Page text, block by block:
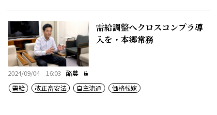
需給調整へクロスコンプラ導
入を・本郷常務
2024/09/04 16:03 酪農
需給
改正畜安法 自主流通 価格転嫁